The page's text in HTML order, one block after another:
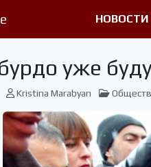
НОВОСТИ
уже
Kristina Marabyan